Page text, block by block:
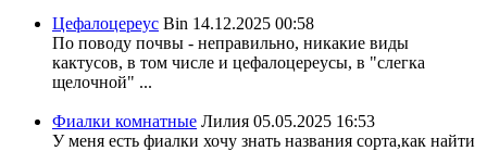
Цефалоцереус Bin 14.12.2025 00:58
По поводу почвы - неправильно, никакие виды
кактусов, в том числе и цефалоцереусы, в "слегка
щелочной" ...
Фиалки комнатные Лилия 05.05.2025 16:53
У меня есть фиалки хочу знать названия сорта,как найти